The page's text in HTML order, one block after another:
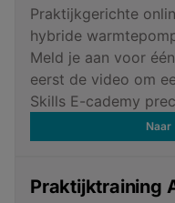
Praktijkgerichte
hybride
Meld je aan voor
eerst de video om
Skills E-cademy
Praktijktraining